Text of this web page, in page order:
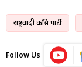
राष्ट्रवादी काँग्रेस पार्टी
Follow Us